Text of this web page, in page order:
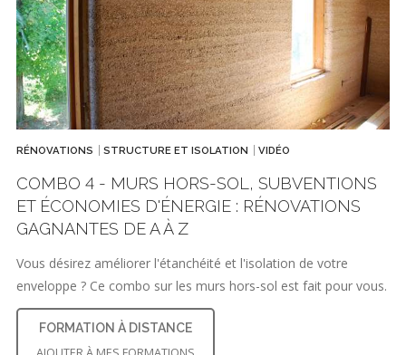
RÉNOVATIONS STRUCTURE ET ISOLATION VIDÉO
COMBO 4 - MURS HORS-SOL, SUBVENTIONS
ET ÉCONOMIES D'ÉNERGIE : RÉNOVATIONS
GAGNANTES DE A À Z
Vous désirez améliorer l'étanchéité et l'isolation de votre
enveloppe ? Ce combo sur les murs hors-sol est fait pour vous.
FORMATION À DISTANCE